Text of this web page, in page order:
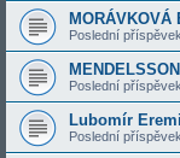
Poslední
Poslední
Lubomír
Poslední